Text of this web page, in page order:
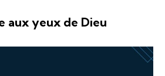
aux yeux de Dieu